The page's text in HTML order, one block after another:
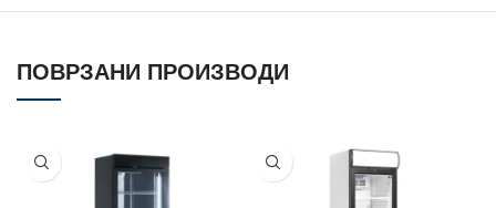
ПОВРЗАНИ ПРОИЗВОДИ